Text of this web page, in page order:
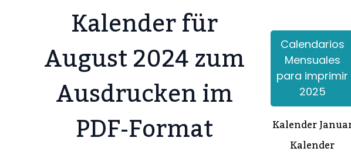
Kalender für
August 2024 zum
Ausdrucken im
PDF-Format
Calendarios
Mensuales
para imprimir
2025
Kalender
Kalender